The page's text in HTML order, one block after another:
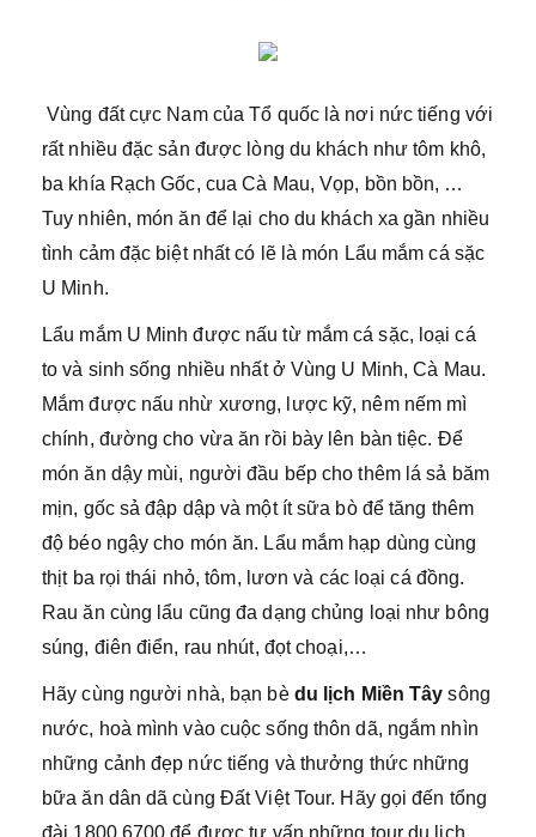
Vùng đất cực Nam của Tổ quốc là nơi nức tiếng với
rất nhiều đặc sản được lòng du khách như tôm khô,
ba khía Rạch Gốc, cua Cà Mau, Vọp, bồn bồn, …
Tuy nhiên, món ăn để lại cho du khách xa gần nhiều
tình cảm đặc biệt nhất có lẽ là món Lẩu mắm cá sặc
U Minh.
Lẩu mắm U Minh được nấu từ mắm cá sặc, loại cá
to và sinh sống nhiều nhất ở Vùng U Minh, Cà Mau.
Mắm được nấu nhừ xương, lược kỹ, nêm nếm mì
chính, đường cho vừa ăn rồi bày lên bàn tiệc. Để
món ăn dậy mùi, người đầu bếp cho thêm lá sả băm
mịn, gốc sả đập dập và một ít sữa bò để tăng thêm
độ béo ngậy cho món ăn. Lẩu mắm hạp dùng cùng
thịt ba rọi thái nhỏ, tôm, lươn và các loại cá đồng.
Rau ăn cùng lẩu cũng đa dạng chủng loại như bông
súng, điên điển, rau nhút, đọt choại,…
Hãy cùng người nhà, bạn bèdu lịch Miền Tây sông
nước, hoà mình vào cuộc sống thôn dã, ngắm nhìn
những cảnh đẹp nức tiếng và thưởng thức những
bữa ăn dân dã cùng Đất Việt Tour. Hãy gọi đến tổng
đài 1800 6700 để được tư vấn những tour du lịch